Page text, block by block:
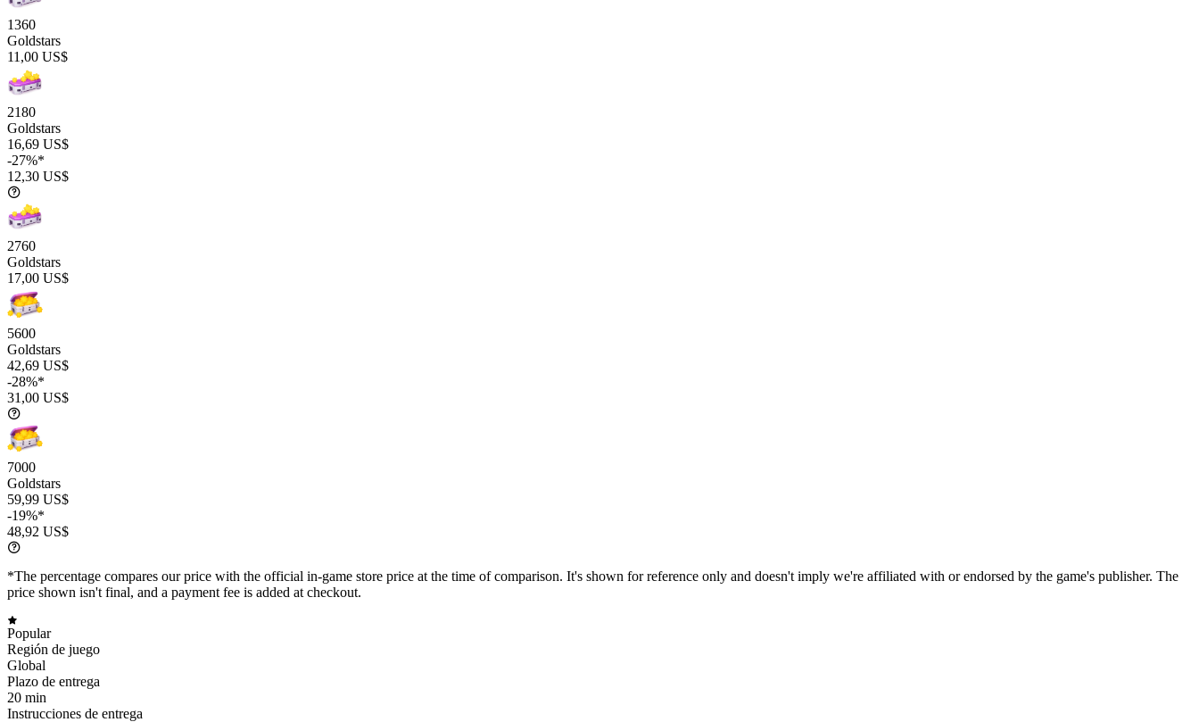
1360
Goldstars
11,00 US$
2180
Goldstars
16,69 US$
-27%*
12,30 US$
2760
Goldstars
17,00 US$
5600
Goldstars
42,69 US$
-28%*
31,00 US$
7000
Goldstars
59,99 US$
-19%*
48,92 US$
*The percentage compares our price with the official in-game store price at the time of comparison. It's shown for reference only and doesn't imply we're affiliated with or endorsed by the game's publisher. The
price shown isn't final, and a payment fee is added at checkout.
Popular
Región de juego
Global
Plazo de entrega
20 min
Instrucciones de entrega